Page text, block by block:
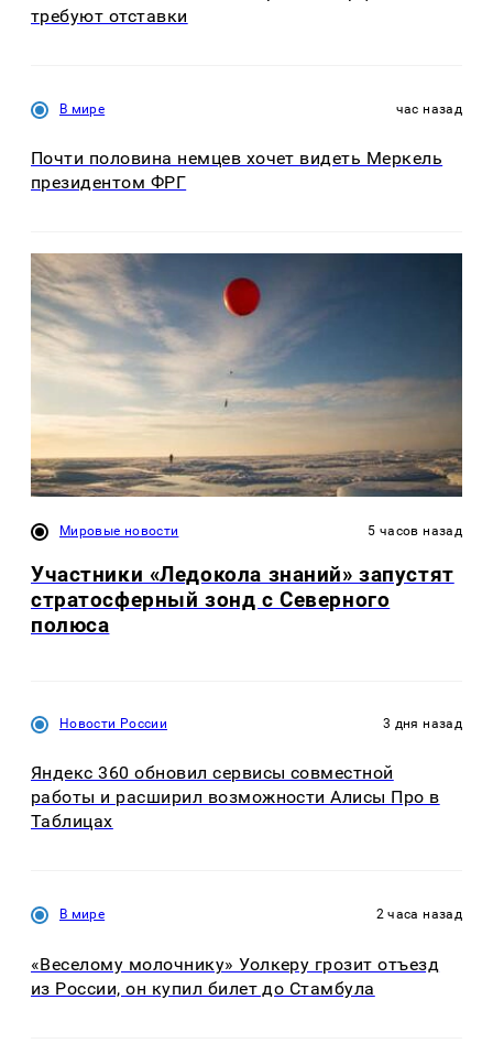
требуют отставки
В мире час назад
Почти половина немцев хочет видеть Меркель
президентом ФРГ
Мировые новости 5 часов назад
Участники «Ледокола знаний» запустят
стратосферный зонд с Северного
полюса
Новости России 3 дня назад
Яндекс 360 обновил сервисы совместной
работы и расширил возможности Алисы Про в
Таблицах
В мире 2 часа назад
«Веселому молочнику» Уолкеру грозит отъезд
из России, он купил билет до Стамбула